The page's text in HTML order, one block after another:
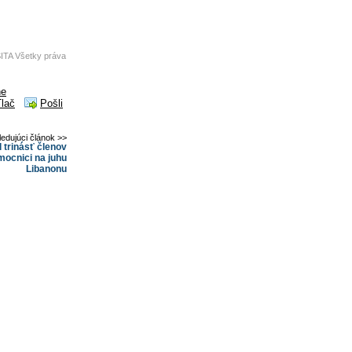
Všetky práva
Pošli
článok >>
trinásť členov
na juhu
Libanonu